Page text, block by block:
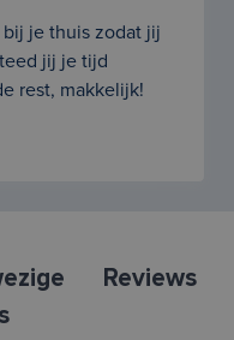
je thuis zodat jij
jij je tijd
rest, makkelijk!
Reviews